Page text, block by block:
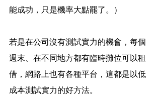
能成功，只是機率大點罷了。）
若是在公司沒有測試實力的機會，每個
週末、在不同地方都有臨時攤位可以租
借，網路上也有各種平台，這都是以低
成本測試實力的好方法。